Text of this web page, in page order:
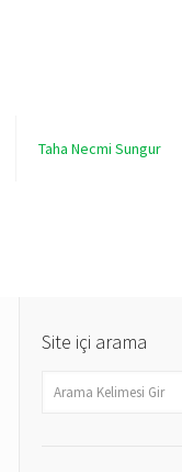
Taha Necmi Sungur
Site içi arama